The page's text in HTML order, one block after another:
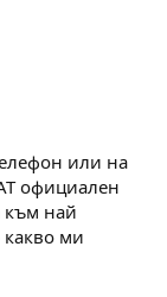
или на
официален
към най
какво ми